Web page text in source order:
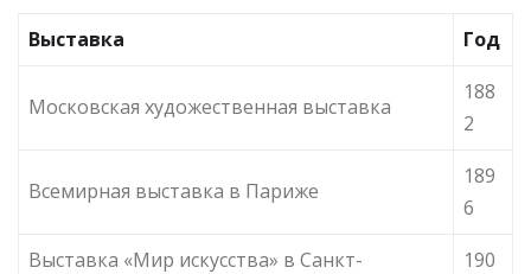
Выставка Год
Московская художественная выставка
188
2
Всемирная выставка в Париже
189
6
Выставка «Мир искусства» в Санкт-
190